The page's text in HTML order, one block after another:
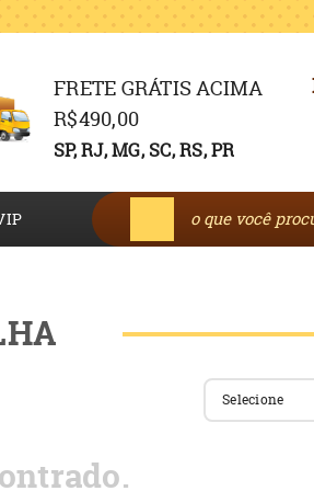
FRETE GRÁTIS ACIMA
R$490,00
SP, RJ, MG, SC, RS, PR
Selecione